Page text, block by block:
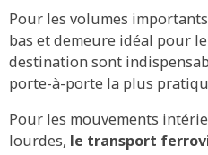
Pour les volumes
bas et demeure idéal pour
destination sont
porte-à-porte la plus
Pour les mouvements
lourdes, le transport